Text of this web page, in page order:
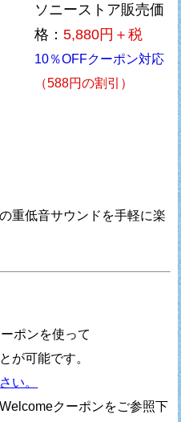
ソニーストア販売価
格：5,880円＋税
10％OFFクーポン対応
（588円の割引）
重低音サウンドを手軽に楽
ポンを使って
が可能です。
い。
クーポンをご参照下